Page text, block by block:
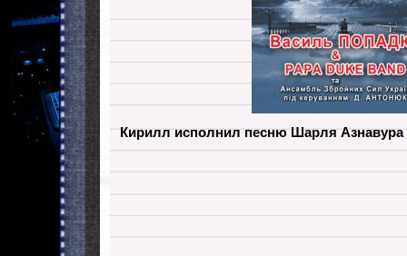
Кирилл исполнил песню Шарля